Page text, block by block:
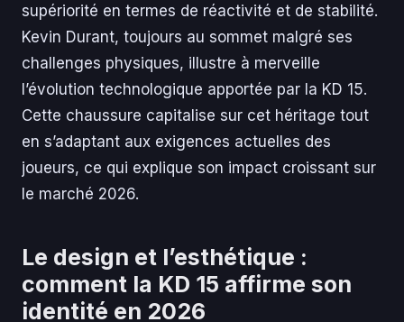
supériorité en termes de réactivité et de stabilité.
Kevin Durant, toujours au sommet malgré ses
challenges physiques, illustre à merveille
l’évolution technologique apportée par la KD 15.
Cette chaussure capitalise sur cet héritage tout
en s’adaptant aux exigences actuelles des
joueurs, ce qui explique son impact croissant sur
le marché 2026.
Le design et l’esthétique :
comment la KD 15 affirme son
identité en 2026